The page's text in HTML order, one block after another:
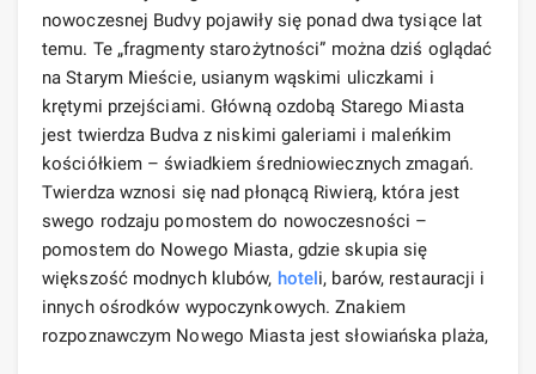
nowoczesnej Budvy pojawiły się ponad dwa tysiące lat
temu. Te „fragmenty starożytności” można dziś oglądać
na Starym Mieście, usianym wąskimi uliczkami i
krętymi przejściami. Główną ozdobą Starego Miasta
jest twierdza Budva z niskimi galeriami i maleńkim
kościółkiem – świadkiem średniowiecznych zmagań.
Twierdza wznosi się nad płonącą Riwierą, która jest
swego rodzaju pomostem do nowoczesności –
pomostem do Nowego Miasta, gdzie skupia się
większość modnych klubów, hoteli, barów, restauracji i
innych ośrodków wypoczynkowych. Znakiem
rozpoznawczym Nowego Miasta jest słowiańska plaża,